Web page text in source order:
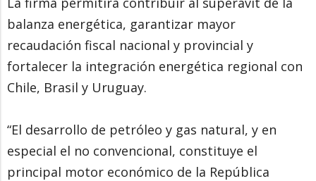
balanza energética, garantizar mayor
recaudación fiscal nacional y provincial y
fortalecer la integración energética regional con
Chile, Brasil y Uruguay.
“El desarrollo de petróleo y gas natural, y en
especial el no convencional, constituye el
principal motor económico de la República